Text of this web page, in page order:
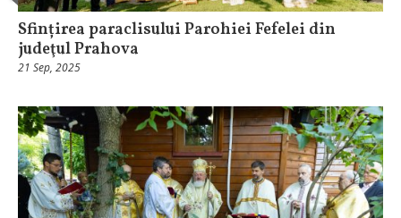
Sfințirea paraclisului Parohiei Fefelei din
judeţul Prahova
21 Sep, 2025